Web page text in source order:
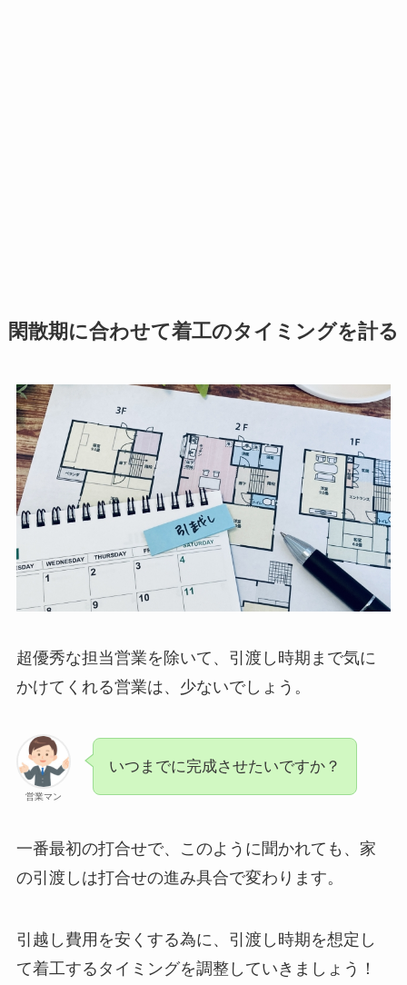
閑散期に合わせて着工のタイミングを計る
超優秀な担当営業を除いて、引渡し時期まで気に
かけてくれる営業は、少ないでしょう。
営業マン
いつまでに完成させたいですか？
一番最初の打合せで、このように聞かれても、家
の引渡しは打合せの進み具合で変わります。
引越し費用を安くする為に、引渡し時期を想定し
て着工するタイミングを調整していきましょう！